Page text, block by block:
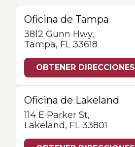
Oficina de Tampa
3812 Gunn Hwy,
Tampa, FL 33618
OBTENER DIRECCIONES
Oficina de Lakeland
114 E Parker St,
Lakeland, FL 33801